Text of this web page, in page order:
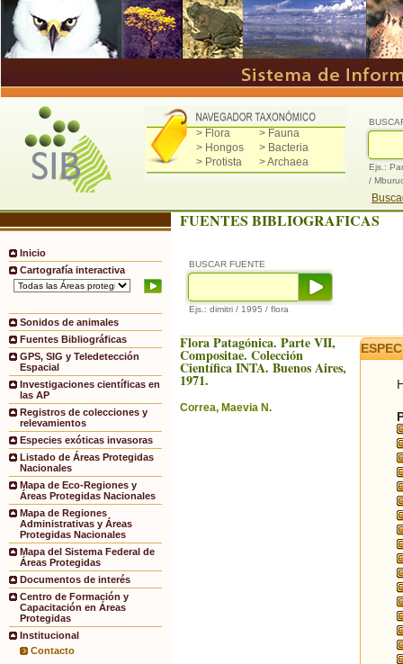
> Flora
> Fauna
> Hongos
> Bacteria
> Protista
> Archaea
Ejs.:
/
Inicio
Cartografía interactiva
Sonidos de animales
Fuentes Bibliográficas
GPS, SIG y Teledetección
Espacial
Investigaciones científicas en
las AP
Registros de colecciones y
relevamientos
Especies exóticas invasoras
Listado de Áreas Protegidas
Nacionales
Mapa de Eco-Regiones y
Áreas Protegidas Nacionales
Mapa de Regiones
Administrativas y Áreas
Protegidas Nacionales
Mapa del Sistema Federal de
Áreas Protegidas
Documentos de interés
Centro de Formación y
Capacitación en Áreas
Protegidas
Institucional
Contacto
FUENTES BIBLIOGRAFICAS
BUSCAR FUENTE
Ejs.: dimitri / 1995 / flora
Flora Patagónica. Parte VII,
Compositae. Colección
Científica INTA. Buenos Aires,
1971.
Correa, Maevia N.